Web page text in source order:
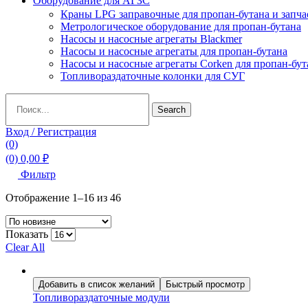
Краны LPG заправочные для пропан-бутана и
Метрологическое оборудование для пропан-бутана
Насосы и насосные агрегаты Blackmer
Насосы и насосные агрегаты для пропан-бутана
Насосы и насосные агрегаты Corken для пропан-
Топливораздаточные колонки для СУГ
for:
Search
Вход / Регистрация
(0)
(0) 0,00 ₽
Фильтр
Отображение 1–16 из 46Сортировка:
Показать
Clear All
Добавить в список желаний Быстрый просмотр
Топливораздаточные модули